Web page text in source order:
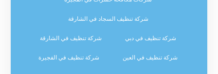
شركة تنظيف السجاد في الشارقة
شركة تنظيف في دبي شركة تنظيف في الشارقة
شركة تنظيف في العين شركة تنظيف في الفجيرة